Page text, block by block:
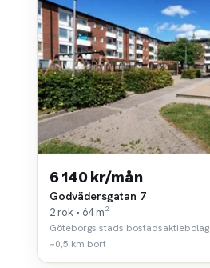
6 140 kr/mån
Godvädersgatan 7
2 rok • 64 m²
Göteborgs stads bostadsaktiebolag
~0,5 km bort